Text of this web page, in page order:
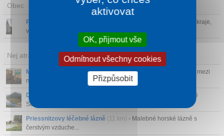
Obec
Petříkov
- Vesnice Petříkov ležící v severní části Olomouckého kraje,
v okrese ...
Nej atrakce v okolí
Městské muzeum Zlaté Hory (26 km)- Městské muzeum patří mezi
nejcennější stave...
Dlouhé Stráně
- Přečerpávací vodní elektrárma Dlouhé
Stráně se v roce 2...
Priessnitzovy léčebné lázně (11 km) - Malebné horské lázně s
čerstvým vzduche...
aktivovat
OK, přijmout vše
Odmítnout všechny cookies
Přizpůsobit